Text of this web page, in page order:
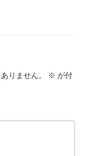
りません。 ※ が付